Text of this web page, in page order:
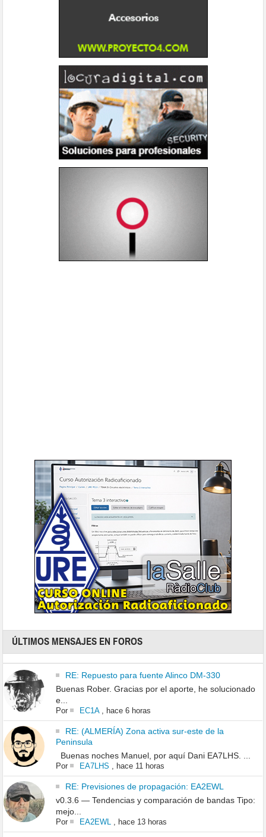
ÚLTIMOS MENSAJES EN FOROS
RE: Repuesto para fuente Alinco DM-330
Buenas Rober. Gracias por el aporte, he solucionado
e...
Por EC1A, hace 6 horas
RE: (ALMERÍA) Zona activa sur-este de la
Peninsula
Buenas noches Manuel, por aquí Dani EA7LHS. ...
Por EA7LHS , hace 11 horas
RE: Previsiones de propagación: EA2EWL
v0.3.6 — Tendencias y comparación de bandas Tipo:
mejo...
Por EA2EWL, hace 13 horas